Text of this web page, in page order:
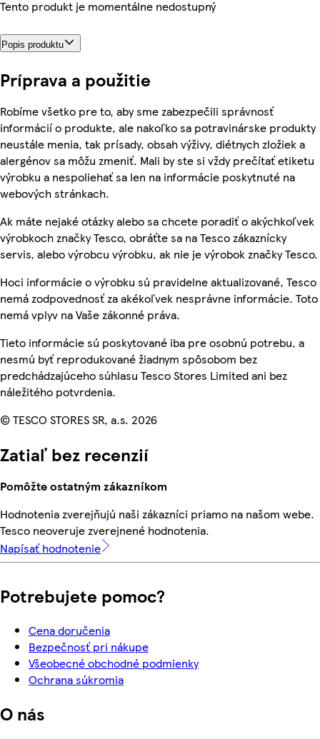
Tento produkt je momentálne nedostupný
Popis produktu
Príprava a použitie
Robíme všetko pre to, aby sme zabezpečili správnosť
informácií o produkte, ale nakoľko sa potravinárske produkty
neustále menia, tak prísady, obsah výživy, diétnych zložiek a
alergénov sa môžu zmeniť. Mali by ste si vždy prečítať etiketu
výrobku a nespoliehať sa len na informácie poskytnuté na
webových stránkach.
Ak máte nejaké otázky alebo sa chcete poradiť o akýchkoľvek
výrobkoch značky Tesco, obráťte sa na Tesco zákaznícky
servis, alebo výrobcu výrobku, ak nie je výrobok značky Tesco.
Hoci informácie o výrobku sú pravidelne aktualizované, Tesco
nemá zodpovednosť za akékoľvek nesprávne informácie. Toto
nemá vplyv na Vaše zákonné práva.
Tieto informácie sú poskytované iba pre osobnú potrebu, a
nesmú byť reprodukované žiadnym spôsobom bez
predchádzajúceho súhlasu Tesco Stores Limited ani bez
náležitého potvrdenia.
© TESCO STORES SR, a.s. 2026
Zatiaľ bez recenzií
Pomôžte ostatným zákazníkom
Hodnotenia zverejňujú naši zákazníci priamo na našom webe.
Tesco neoveruje zverejnené hodnotenia.
Napísať hodnotenie
Potrebujete pomoc?
Cena doručenia
Bezpečnosť pri nákupe
Všeobecné obchodné podmienky
Ochrana súkromia
O nás